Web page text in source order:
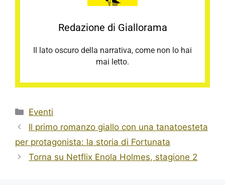
Redazione di Giallorama
Il lato oscuro della narrativa, come non lo hai
mai letto.
Categorie
Eventi
Il primo romanzo giallo con una tanatoesteta
per protagonista: la storia di Fortunata
Torna su Netflix Enola Holmes, stagione 2